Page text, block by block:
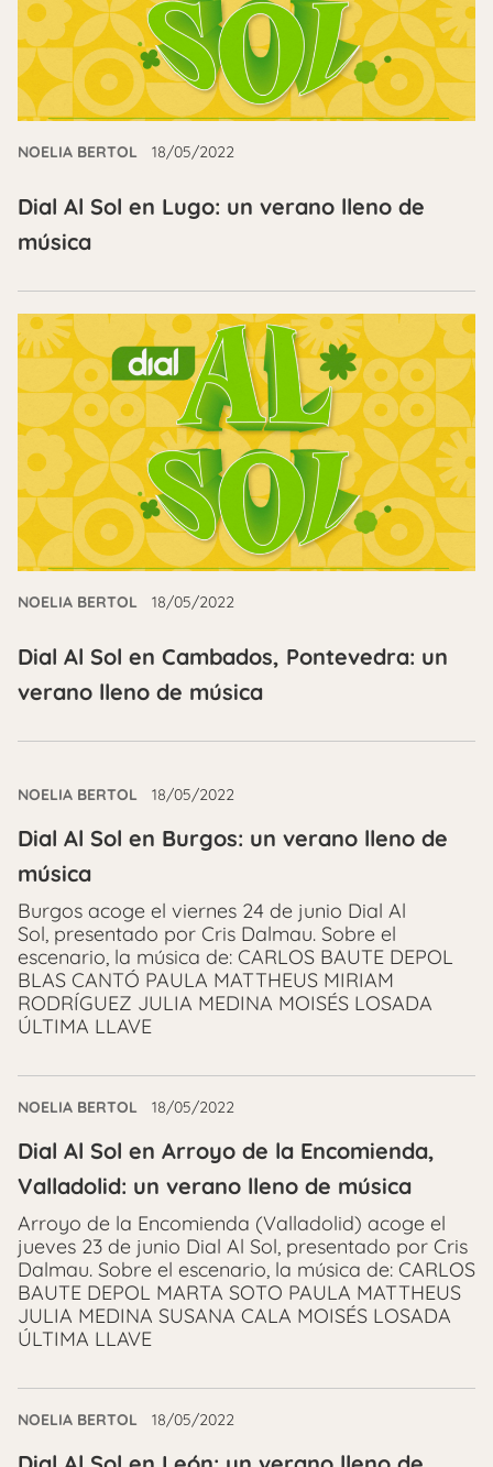
NOELIA BERTOL 18/05/2022
Dial Al Sol en Lugo: un verano lleno de
música
NOELIA BERTOL 18/05/2022
Dial Al Sol en Cambados, Pontevedra: un
verano lleno de música
NOELIA BERTOL 18/05/2022
Dial Al Sol en Burgos: un verano lleno de
música
Burgos acoge el viernes 24 de junio Dial Al
Sol, presentado por Cris Dalmau. Sobre el
escenario, la música de: CARLOS BAUTE DEPOL
BLAS CANTÓ PAULA MATTHEUS MIRIAM
RODRÍGUEZ JULIA MEDINA MOISÉS LOSADA
ÚLTIMA LLAVE
NOELIA BERTOL 18/05/2022
Dial Al Sol en Arroyo de la Encomienda,
Valladolid: un verano lleno de música
Arroyo de la Encomienda (Valladolid) acoge el
jueves 23 de junio Dial Al Sol, presentado por Cris
Dalmau. Sobre el escenario, la música de: CARLOS
BAUTE DEPOL MARTA SOTO PAULA MATTHEUS
JULIA MEDINA SUSANA CALA MOISÉS LOSADA
ÚLTIMA LLAVE
NOELIA BERTOL 18/05/2022